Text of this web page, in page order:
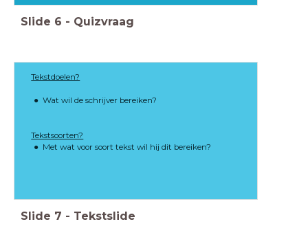
Slide 6 - Quizvraag
Tekstdoelen?
Wat wil de schrijver bereiken?
Tekstsoorten?
Met wat voor soort tekst wil hij dit bereiken?
Slide 7 - Tekstslide